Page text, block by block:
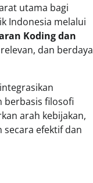
utama bagi
Indonesia melalui
Koding dan
dan berdaya
berbasis filosofi
arah kebijakan,
efektif dan